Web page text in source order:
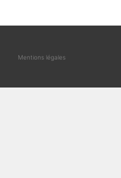
Mentions légales